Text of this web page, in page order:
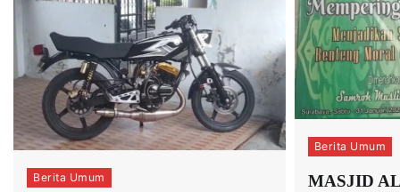
Berita Umum
Berita Umum
MASJID